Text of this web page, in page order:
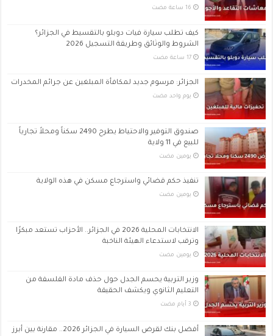
كيف تطلب سيارة فيات دوبلو بالتقسيط في الجزائر؟
الشروط والوثائق وطريقة التسجيل 2026
‏17 ساعة مضت
الجزائر: مرسوم جديد لمكافأة المبلغين عن جرائم المخدرات
‏يوم واحد مضت
صندوق التوفير والاحتياط يطرح 2490 سكناً ومحلاً تجارياً
للبيع في 11 ولاية
‏يومين مضت
تنفيذ حكم قضائي واسترجاع مسكن في هذه الولاية
‏يومين مضت
الانتخابات المحلية 2026 في الجزائر.. الأحزاب تستعد مبكرًا
وترقب لاستدعاء الهيئة الناخبة
‏يومين مضت
وزير التربية يحسم الجدل حول حذف مادة الفلسفة من
التعليم الثانوي ويكشف الحقيقة
أفضل بنك لقرض السيارة في الجزائر 2026.. مقارنة بين أبرز